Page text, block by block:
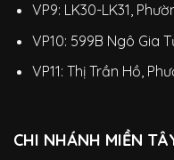
VP9: LK30-LK31,
VP10: 599B Ngô Gia
VP11: Thị Trần Hồ,
CHI NHÁNH MIỀN